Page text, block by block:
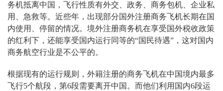
务机抵离中国，飞行性质有外交、政务、商务包机、企业私
用、急救等。近些年，出现部分国外注册商务飞机长期在国
内使用、停留的情况。境外注册商务机在享受国外税收政策
的红利下，还能享受国内运行同等的“国民待遇”，这对国内
商务航空行业是不公平的。
根据现有的运行规则，外籍注册的商务飞机在中国境内最多
飞行5个航段，第6段需要离开中国。而他们利用国内6段运